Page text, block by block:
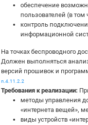
обеспечение
пользователей (в
контроль
информационной
На точках беспроводного
Должен выполняться
версий прошивок и
п.4.11.2.2
Требования к реализации:
методы управления
«интернета вещей»,
виды устройств